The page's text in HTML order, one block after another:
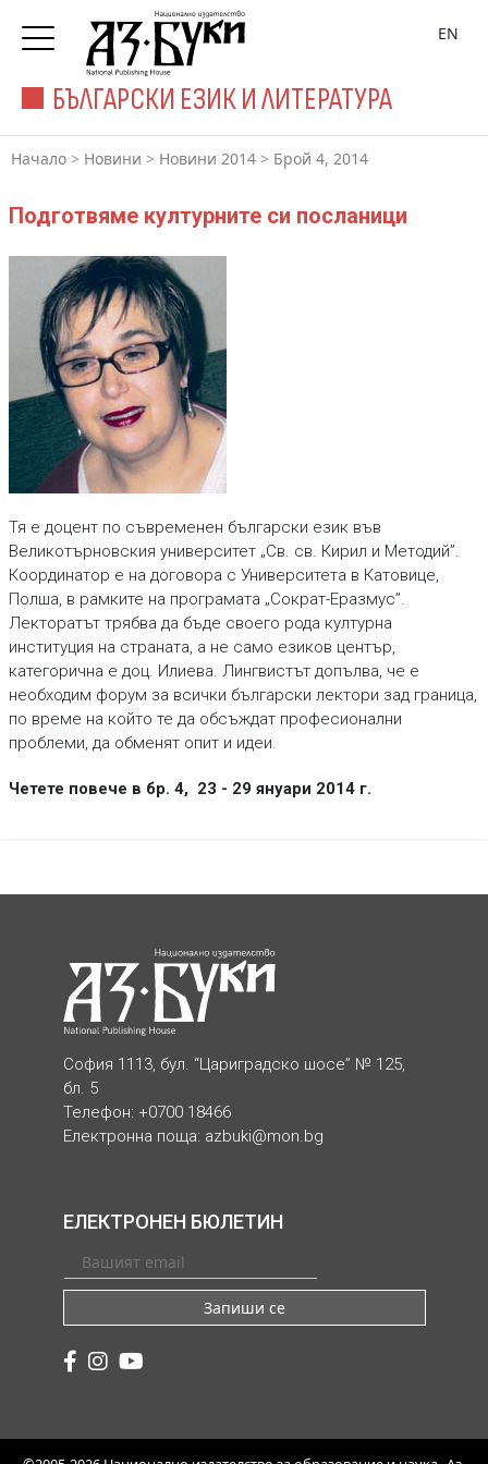
БЪЛГАРСКИ ЕЗИК И ЛИТЕРАТУРА
EN
Начало > Новини > Новини 2014 > Брой 4, 2014
Подготвяме културните си посланици
Тя е доцент по съвременен български език във
Великотърновския университет „Св. св. Кирил и Методий”.
Координатор е на договора с Университета в Катовице,
Полша, в рамките на програмата „Сократ-Еразмус”.
Лекторатът трябва да бъде своего рода културна
институция на страната, а не само езиков център,
категорична е доц. Илиева. Лингвистът допълва, че е
необходим форум за всички български лектори зад граница,
по време на който те да обсъждат професионални
проблеми, да обменят опит и идеи.
Четете повече в бр. 4, 23 - 29 януари 2014 г.
София 1113, бул. “Цариградско шосе” № 125,
бл. 5
Телефон: +0700 18466
Електронна поща: azbuki@mon.bg
ЕЛЕКТРОНЕН БЮЛЕТИН
Запиши се